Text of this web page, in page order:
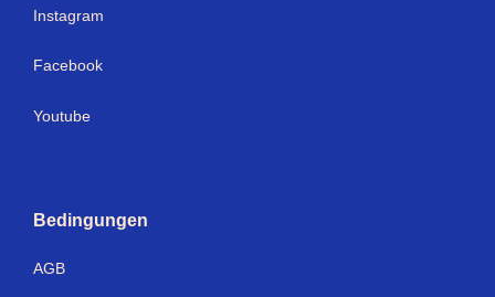
Instagram
Facebook
Youtube
Bedingungen
AGB